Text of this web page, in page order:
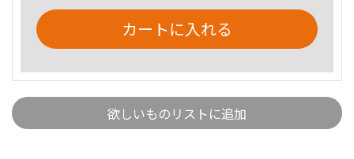
カートに入れる
欲しいものリストに追加